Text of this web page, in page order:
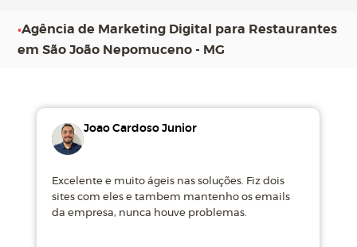
•Agência de Marketing Digital para Restaurantes
em São João Nepomuceno - MG
Joao Cardoso Junior
Excelente e muito ágeis nas soluções. Fiz dois
sites com eles e tambem mantenho os emails
da empresa, nunca houve problemas.